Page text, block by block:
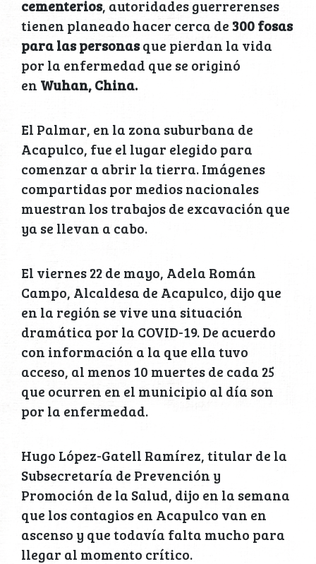
cementerios, autoridades guerrerenses
tienen planeado hacer cerca de300 fosas
para las personasque pierdan la vida
por la enfermedad que se originó
en Wuhan, China.
El Palmar, en la zona suburbana de
Acapulco, fue el lugar elegido para
comenzar a abrir la tierra. Imágenes
compartidas por medios nacionales
muestran los trabajos de excavación que
ya se llevan a cabo.
El viernes 22 de mayo, Adela Román
Campo, Alcaldesa de Acapulco, dijo que
en la región se vive una situación
dramática por la COVID-19. De acuerdo
con información a la que ella tuvo
acceso, al menos 10 muertes de cada 25
que ocurren en el municipio al día son
por la enfermedad.
Hugo López-Gatell Ramírez, titular de la
Subsecretaría de Prevención y
Promoción de la Salud, dijo en la semana
que los contagios en Acapulco van en
ascenso y que todavía falta mucho para
llegar al momento crítico.